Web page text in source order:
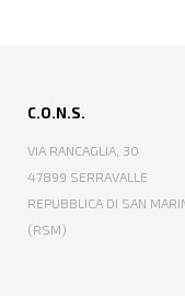
C.O.N.S.
VIA RANCAGLIA, 30
47899 SERRAVALLE
REPUBBLICA DI SAN
(RSM)